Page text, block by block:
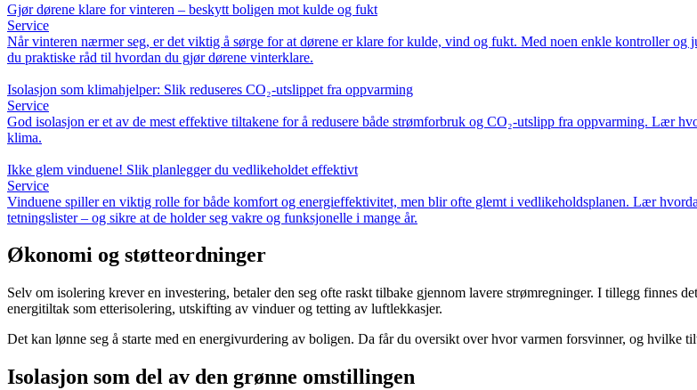
Gjør dørene klare for vinteren – beskytt boligen mot kulde og fukt
Service
Når vinteren nærmer seg, er det viktig å sørge for at dørene er klare for kulde, vind og fukt. Med noen enkle kontroller og
du praktiske råd til hvordan du gjør dørene vinterklare.
Isolasjon som klimahjelper: Slik reduseres CO₂-utslippet fra oppvarming
Service
God isolasjon er et av de mest effektive tiltakene for å redusere både strømforbruk og CO₂-utslipp fra oppvarming. Lær
klima.
Ikke glem vinduene! Slik planlegger du vedlikeholdet effektivt
Service
Vinduene spiller en viktig rolle for både komfort og energieffektivitet, men blir ofte glemt i vedlikeholdsplanen. Lær
tetningslister – og sikre at de holder seg vakre og funksjonelle i mange år.
Økonomi og støtteordninger
Selv om isolering krever en investering, betaler den seg ofte raskt tilbake gjennom lavere strømregninger. I tillegg finnes
energitiltak som etterisolering, utskifting av vinduer og tetting av luftlekkasjer.
Det kan lønne seg å starte med en energivurdering av boligen. Da får du oversikt over hvor varmen forsvinner, og hvilke
Isolasjon som del av den grønne omstillingen